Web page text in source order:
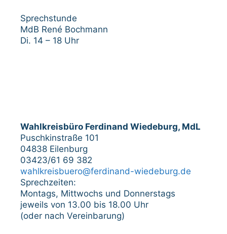
Sprechstunde
MdB René Bochmann
Di. 14 – 18 Uhr
Wahlkreisbüro Ferdinand Wiedeburg, MdL
Puschkinstraße 101
04838 Eilenburg
03423/61 69 382
wahlkreisbuero@ferdinand-wiedeburg.de
Sprechzeiten:
Montags, Mittwochs und Donnerstags
jeweils von 13.00 bis 18.00 Uhr
(oder nach Vereinbarung)